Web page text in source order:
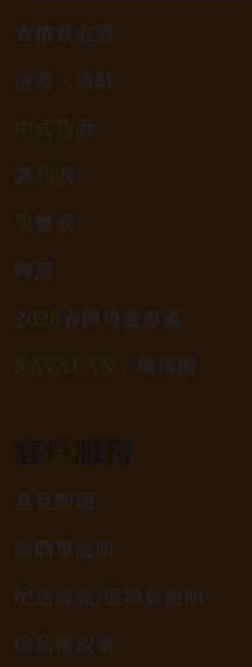
香檳氣泡酒
清酒、燒酎
中式烈酒
調烈酒
果實酒
啤酒
2026春節禮盒專區
KAVALAN / 噶瑪蘭
常見問題
詢問單說明
配送資訊/退換貨說明
隱私權政策